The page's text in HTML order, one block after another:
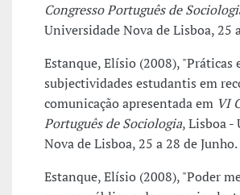
Congresso Português de
Universidade Nova de Lisboa, 25
Estanque, Elísio (2008), "Práticas
subjectividades estudantis em
comunicação apresentada em VI
Português de Sociologia, Lisboa -
Nova de Lisboa, 25 a 28 de Junho.
Estanque, Elísio (2008), "Poder